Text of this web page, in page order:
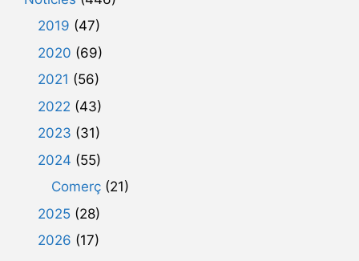
2019 (47)
2020 (69)
2021 (56)
2022 (43)
2023 (31)
2024 (55)
Comerç (21)
2025 (28)
2026 (17)